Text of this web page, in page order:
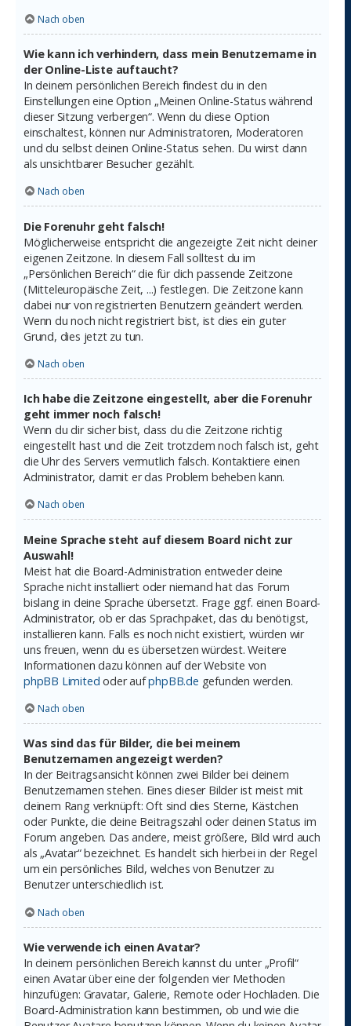
Nach oben
Wie kann ich verhindern, dass mein Benutzername in
der Online-Liste auftaucht?
In deinem persönlichen Bereich findest du in den
Einstellungen eine Option „Meinen Online-Status während
dieser Sitzung verbergen“. Wenn du diese Option
einschaltest, können nur Administratoren, Moderatoren
und du selbst deinen Online-Status sehen. Du wirst dann
als unsichtbarer Besucher gezählt.
Nach oben
Die Forenuhr geht falsch!
Möglicherweise entspricht die angezeigte Zeit nicht deiner
eigenen Zeitzone. In diesem Fall solltest du im
„Persönlichen Bereich“ die für dich passende Zeitzone
(Mitteleuropäische Zeit, ...) festlegen. Die Zeitzone kann
dabei nur von registrierten Benutzern geändert werden.
Wenn du noch nicht registriert bist, ist dies ein guter
Grund, dies jetzt zu tun.
Nach oben
Ich habe die Zeitzone eingestellt, aber die Forenuhr
geht immer noch falsch!
Wenn du dir sicher bist, dass du die Zeitzone richtig
eingestellt hast und die Zeit trotzdem noch falsch ist, geht
die Uhr des Servers vermutlich falsch. Kontaktiere einen
Administrator, damit er das Problem beheben kann.
Nach oben
Meine Sprache steht auf diesem Board nicht zur
Auswahl!
Meist hat die Board-Administration entweder deine
Sprache nicht installiert oder niemand hat das Forum
bislang in deine Sprache übersetzt. Frage ggf. einen Board-
Administrator, ob er das Sprachpaket, das du benötigst,
installieren kann. Falls es noch nicht existiert, würden wir
uns freuen, wenn du es übersetzen würdest. Weitere
Informationen dazu können auf der Website von
phpBB Limited oder aufphpBB.de gefunden werden.
Nach oben
Was sind das für Bilder, die bei meinem
Benutzernamen angezeigt werden?
In der Beitragsansicht können zwei Bilder bei deinem
Benutzernamen stehen. Eines dieser Bilder ist meist mit
deinem Rang verknüpft: Oft sind dies Sterne, Kästchen
oder Punkte, die deine Beitragszahl oder deinen Status im
Forum angeben. Das andere, meist größere, Bild wird auch
als „Avatar“ bezeichnet. Es handelt sich hierbei in der Regel
um ein persönliches Bild, welches von Benutzer zu
Benutzer unterschiedlich ist.
Nach oben
Wie verwende ich einen Avatar?
In deinem persönlichen Bereich kannst du unter „Profil“
einen Avatar über eine der folgenden vier Methoden
hinzufügen: Gravatar, Galerie, Remote oder Hochladen. Die
Board-Administration kann bestimmen, ob und wie die